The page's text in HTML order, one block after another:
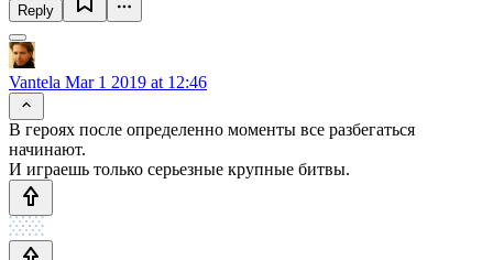
Reply
Vantela Mar 1 2019 at 12:46
В героях после определенно моменты все разбегаться
начинают.
И играешь только серьезные крупные битвы.